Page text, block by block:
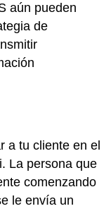
aún pueden
de
a tu cliente en el
La persona que
comenzando
le envía un